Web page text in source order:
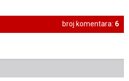
broj komentara: 6